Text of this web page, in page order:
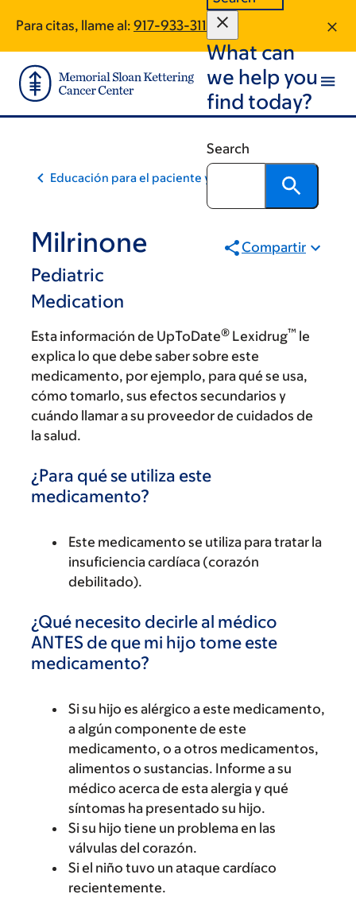
main
content
footer
Para citas, llame al: 917-933-3117
What can
we help you
find today?
Search
Educación para el paciente y la comunidad
Milrinone
Pediatric
Medication
Compartir
Esta información de UpToDate® Lexidrug™ le
explica lo que debe saber sobre este
medicamento, por ejemplo, para qué se usa,
cómo tomarlo, sus efectos secundarios y
cuándo llamar a su proveedor de cuidados de
la salud.
¿Para qué se utiliza este
medicamento?
Este medicamento se utiliza para tratar la
insuficiencia cardíaca (corazón
debilitado).
¿Qué necesito decirle al médico
ANTES de que mi hijo tome este
medicamento?
Si su hijo es alérgico a este medicamento,
a algún componente de este
medicamento, o a otros medicamentos,
alimentos o sustancias. Informe a su
médico acerca de esta alergia y qué
síntomas ha presentado su hijo.
Si su hijo tiene un problema en las
válvulas del corazón.
Si el niño tuvo un ataque cardíaco
recientemente.